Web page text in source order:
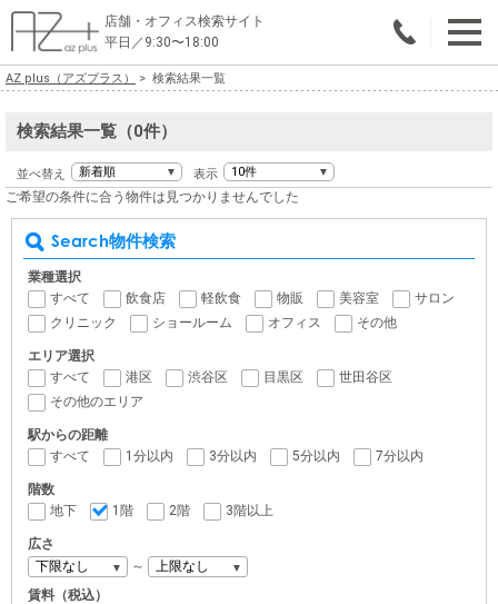
店舗・オフィス検索サイト
平日／9:30〜18:00
物件総合検索
エリアで探す
業種で探す
広さで探す
賃料から探す
店舗・オフィス物件を探す
テナントビルオーナー様へ
AZ plus（アズプラス） 検索結果一覧
検索結果一覧（0件）
並べ替え 表示
ご希望の条件に合う物件は見つかりませんでした
Search物件検索
業種選択
すべて
飲食店 軽飲食 物販 美容室
サロン
クリニック
ショールーム オフィス その他
エリア選択
すべて
港区 渋谷区 目黒区
世田谷区
その他のエリア
駅からの距離
すべて
1分以内 3分以内 5分以内 7分以内
階数
地下
1階 2階 3階以上
広さ
～
賃料（税込）